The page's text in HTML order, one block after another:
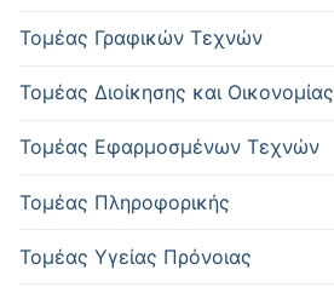
Τομέας Γραφικών Τεχνών
Τομέας Διοίκησης και Οικονομίας
Τομέας Εφαρμοσμένων Τεχνών
Τομέας Πληροφορικής
Τομέας Υγείας Πρόνοιας